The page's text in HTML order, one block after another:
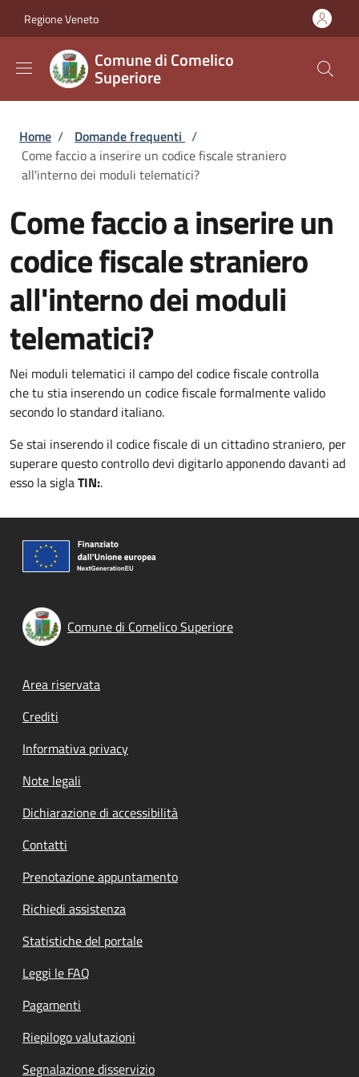
Regione Veneto
Comune di Comelico
Superiore
Briciole di pane
Home / Domande frequenti /
Come faccio a inserire un codice fiscale straniero
all'interno dei moduli telematici?
Come faccio a inserire un
codice fiscale straniero
all'interno dei moduli
telematici?
Nei moduli telematici il campo del codice fiscale controlla
che tu stia inserendo un codice fiscale formalmente valido
secondo lo standard italiano.
Se stai inserendo il codice fiscale di un cittadino straniero, per
superare questo controllo devi digitarlo apponendo davanti ad
esso la siglaTIN:.
Comune di Comelico Superiore
Footer menu
Area riservata
Crediti
Informativa privacy
Note legali
Dichiarazione di accessibilità
Contatti
Prenotazione appuntamento
Richiedi assistenza
Statistiche del portale
Leggi le FAQ
Pagamenti
Riepilogo valutazioni
Segnalazione disservizio